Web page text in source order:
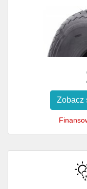
Zobacz